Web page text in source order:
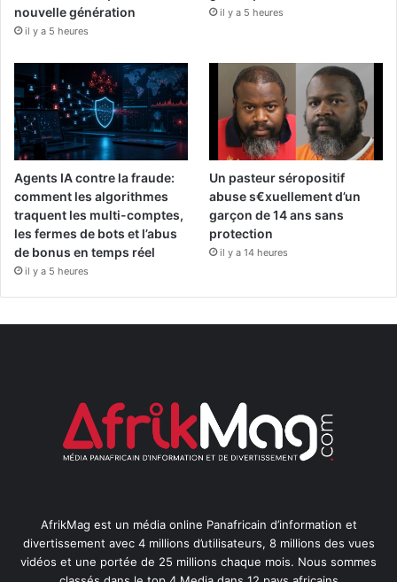
nouvelle génération
il y a 5 heures
il y a 5 heures
Agents IA contre la fraude:
comment les algorithmes
traquent les multi-comptes,
les fermes de bots et l’abus
de bonus en temps réel
il y a 5 heures
Un pasteur séropositif
abuse s€xuellement d’un
garçon de 14 ans sans
protection
il y a 14 heures
AfrikMag est un média online Panafricain d’information et
divertissement avec 4 millions d’utilisateurs, 8 millions des vues
vidéos et une portée de 25 millions chaque mois. Nous sommes